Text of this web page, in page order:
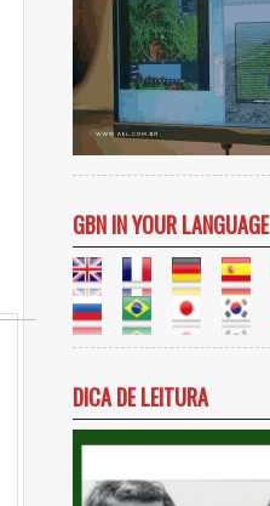
GBN IN YOUR LANGUAGE
DICA DE LEITURA